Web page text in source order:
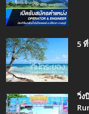
5
วิ่ง